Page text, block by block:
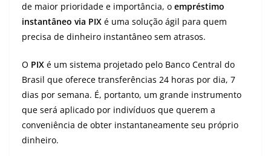
de maior prioridade e importância, o empréstimo
instantâneo via PIX é uma solução ágil para quem
precisa de dinheiro instantâneo sem atrasos.
O PIX é um sistema projetado pelo Banco Central do
Brasil que oferece transferências 24 horas por dia, 7
dias por semana. É, portanto, um grande instrumento
que será aplicado por indivíduos que querem a
conveniência de obter instantaneamente seu próprio
dinheiro.